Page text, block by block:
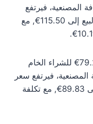
المصنعية، فيرتفع
سعر الشراء إلى 112.14€ وسعر البيع إلى 115.50€, مع
سعر الذهب عيار 14 اليوم يبلغ 79.29€ للشراء الخام
المصنعية، فيرتفع سعر
الشراء إلى 87.22€ وسعر البيع إلى 89.83€, مع تكلفة